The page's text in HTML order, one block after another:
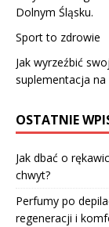
Dolnym Śląsku.
Sport to zdrowie
Jak wyrzeźbić
suplementacja na
OSTATNIE
Jak dbać o
chwyt?
Perfumy po
regeneracji i